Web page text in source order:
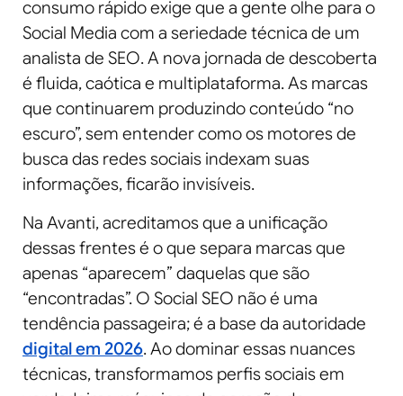
consumo rápido exige que a gente olhe para o
Social Media com a seriedade técnica de um
analista de SEO. A nova jornada de descoberta
é fluida, caótica e multiplataforma. As marcas
que continuarem produzindo conteúdo “no
escuro”, sem entender como os motores de
busca das redes sociais indexam suas
informações, ficarão invisíveis.
Na Avanti, acreditamos que a unificação
dessas frentes é o que separa marcas que
apenas “aparecem” daquelas que são
“encontradas”. O Social SEO não é uma
tendência passageira; é a base da autoridade
digital em 2026. Ao dominar essas nuances
técnicas, transformamos perfis sociais em